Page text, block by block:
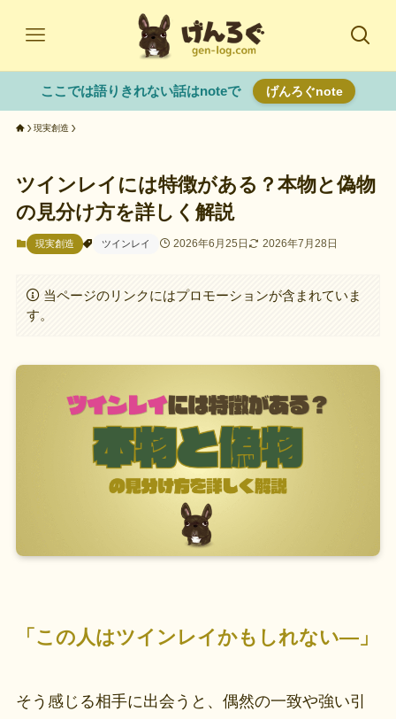
ここでは語りきれない話はnoteで げんろぐnote
現実創造
ツインレイには特徴がある？本物と偽物
の見分け方を詳しく解説
現実創造 ツインレイ 2026年6月25日 2026年7月28日
当ページのリンクにはプロモーションが含まれていま
す。
「この人はツインレイかもしれない—」
そう感じる相手に出会うと、偶然の一致や強い引